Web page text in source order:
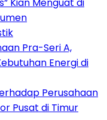
Kian Menguat di
Pra-Seri A,
Energi di
Perusahaan
Pusat di Timur